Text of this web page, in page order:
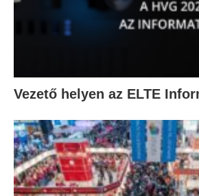
Vezető helyen az ELTE